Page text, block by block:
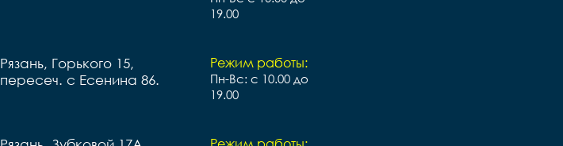
19.00
Режим работы:
Пн-Вс: с 10.00 до
19.00
Рязань, Горького 15,
пересеч. с Есенина 86.